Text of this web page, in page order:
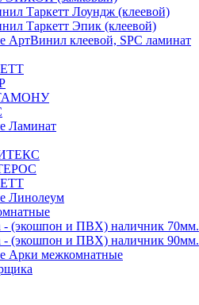
Таркетт Лоундж (клеевой)
Таркетт Эпик (клеевой)
АртВинил клеевой, SPC ламинат
Ламинат
Линолеум
- (экошпон и ПВХ) наличник 70мм.
- (экошпон и ПВХ) наличник 90мм.
Арки межкомнатные